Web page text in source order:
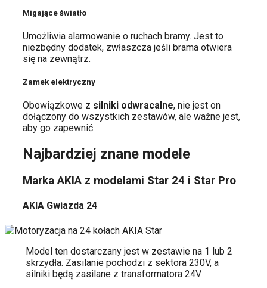
Migające światło
Umożliwia alarmowanie o ruchach bramy. Jest to
niezbędny dodatek, zwłaszcza jeśli brama otwiera
się na zewnątrz.
Zamek elektryczny
Obowiązkowe z silniki odwracalne, nie jest on
dołączony do wszystkich zestawów, ale ważne jest,
aby go zapewnić.
Najbardziej znane modele
Marka AKIA z modelami Star 24 i Star Pro
AKIA Gwiazda 24
Model ten dostarczany jest w zestawie na 1 lub 2
skrzydła. Zasilanie pochodzi z sektora 230V, a
silniki będą zasilane z transformatora 24V.